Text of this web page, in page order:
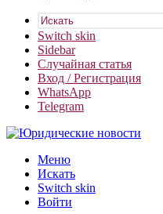
Switch skin
Sidebar
Случайная статья
Вход / Регистрация
WhatsApp
Telegram
Меню
Искать
Switch skin
Войти